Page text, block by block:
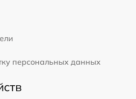
персональных данных